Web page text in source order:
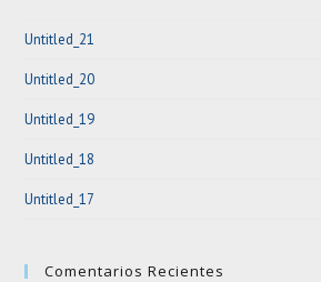
Untitled_21
Untitled_20
Untitled_19
Untitled_18
Untitled_17
Comentarios Recientes